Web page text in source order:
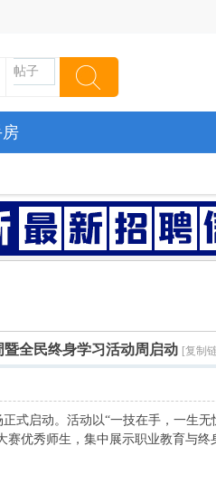
帖子
全民终身学习活动周启动 [复制
式启动。活动以“一技在手，一生
优秀师生，集中展示职业教育与